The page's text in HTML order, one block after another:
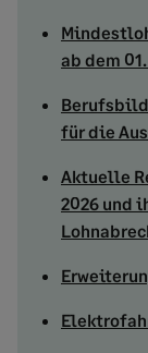
ab dem
für die
Aktuelle
2026 und